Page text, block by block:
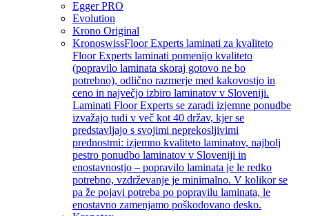
Egger PRO
Evolution
Krono Original
KronoswissFloor Experts laminati za kvaliteto
Floor Experts laminati pomenijo kvaliteto
(popravilo laminata skoraj gotovo ne bo
potrebno), odlično razmerje med kakovostjo in
ceno in največjo izbiro laminatov v Sloveniji.
Laminati Floor Experts se zaradi izjemne ponudbe
izvažajo tudi v več kot 40 držav, kjer se
predstavljajo s svojimi neprekosljivimi
prednostmi: izjemno kvaliteto laminatov, najbolj
pestro ponudbo laminatov v Sloveniji in
enostavnostjo – popravilo laminata je le redko
potrebno, vzdrževanje je minimalno. V kolikor se
pa že pojavi potreba po popravilu laminata, le
enostavno zamenjamo poškodovano desko.